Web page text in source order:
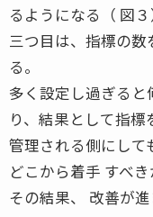
るようになる（ 図３
三つ目は、指標の
る。
多く設定し過ぎる
り、結果として指標
管理される側にして
どこから着手 すべ
その結果、 改善が